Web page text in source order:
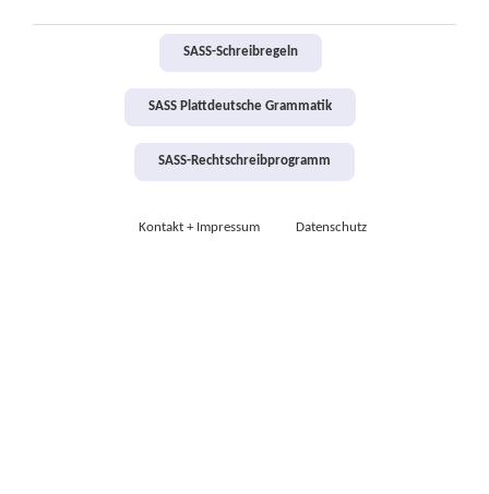
SASS-Schreibregeln
SASS Plattdeutsche Grammatik
SASS-Rechtschreibprogramm
Kontakt + Impressum Datenschutz